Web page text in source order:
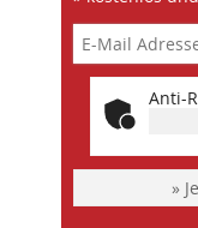
Anti-
»